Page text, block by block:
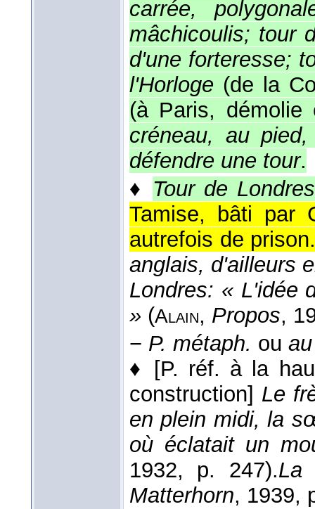
carrée,
mâchicoulis; tour
d'une forteresse;
l'Horloge (de la
(à Paris,
créneau, au
défendre une tour.
♦ Tour de Londres
Tamise, bâti par
autrefois de
anglais, d'ailleurs
Londres: « L'idée
» (Alain, Propos,
− P. métaph. ou
♦
[P. réf. à la
construction] Le
en plein midi, la
où éclatait un
1932, p. 247).La
Matterhorn, 1939,